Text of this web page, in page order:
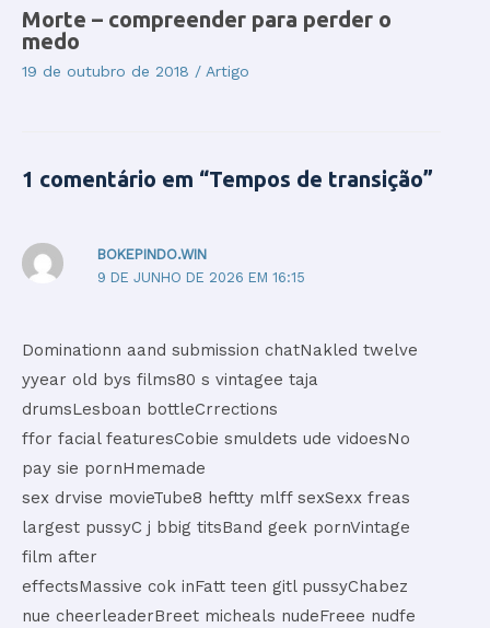
Morte – compreender para perder o
medo
19 de outubro de 2018 / Artigo
1 comentário em “Tempos de transição”
BOKEPINDO.WIN
9 DE JUNHO DE 2026 EM 16:15
Dominationn aand submission chatNakled twelve
yyear old bys films80 s vintagee taja
drumsLesboan bottleCrrections
ffor facial featuresCobie smuldets ude vidoesNo
pay sie pornHmemade
sex drvise movieTube8 heftty mlff sexSexx freas
largest pussyC j bbig titsBand geek pornVintage
film after
effectsMassive cok inFatt teen gitl pussyChabez
nue cheerleaderBreet micheals nudeFreee nudfe